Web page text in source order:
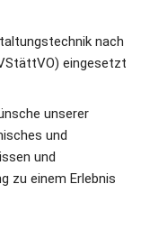
nach
eingesetzt
unserer
und
und
zu einem Erlebnis